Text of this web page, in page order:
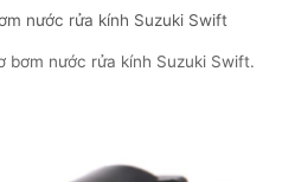
nước rửa kính Suzuki Swift
nước rửa kính Suzuki Swift.